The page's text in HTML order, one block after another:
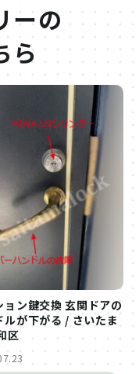
ーの
ら
ョン鍵交換 玄関ドアの
ルが下がる / さいたま
区